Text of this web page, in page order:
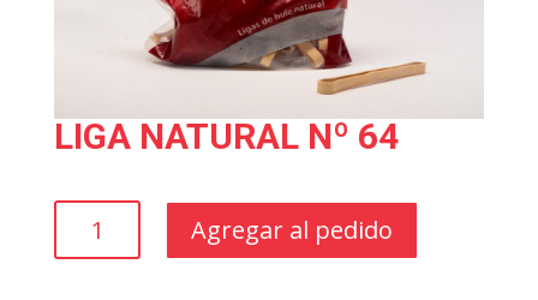
LIGA NATURAL Nº 64
NATURAL
Agregar al pedido